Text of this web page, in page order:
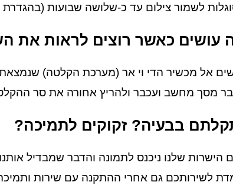
לשמור צילום עד כ-שלושה שבועות (בהגדרת
עושים כאשר רוצים לראות את
אל מכשיר הדי וי אר (מערכת הקלטה)
מסך מחשב ועכבר ולהריץ אחורה את סר
בבעיה? זקוקים לתמיכה?
הישרות שלנו ניכנס לתמונה והדבר שמבדיל
לשירותכם גם אחרי ההתקנה עם שירות ותמיכה בכל זמן